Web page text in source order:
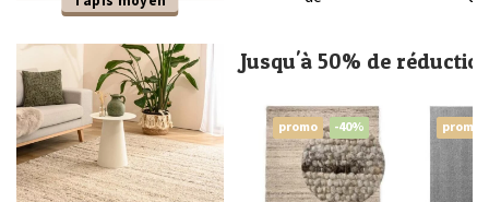
Jusqu'à 50% de
promo -40% promo